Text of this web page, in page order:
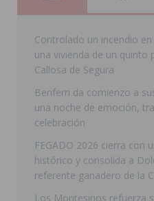
Golf &
[ 07/08/2026 ]
ALMORADÍ
[ 07/08/2026 ]
TORREVIEJA
Controlado un incendio
una vivienda de un quinto
Callosa de Segura
Benferri da comienzo a
una noche de emoción,
celebración
FEGADO 2026 cierra con
histórico y consolida a
referente ganadero de la
Los Montesinos refuerza